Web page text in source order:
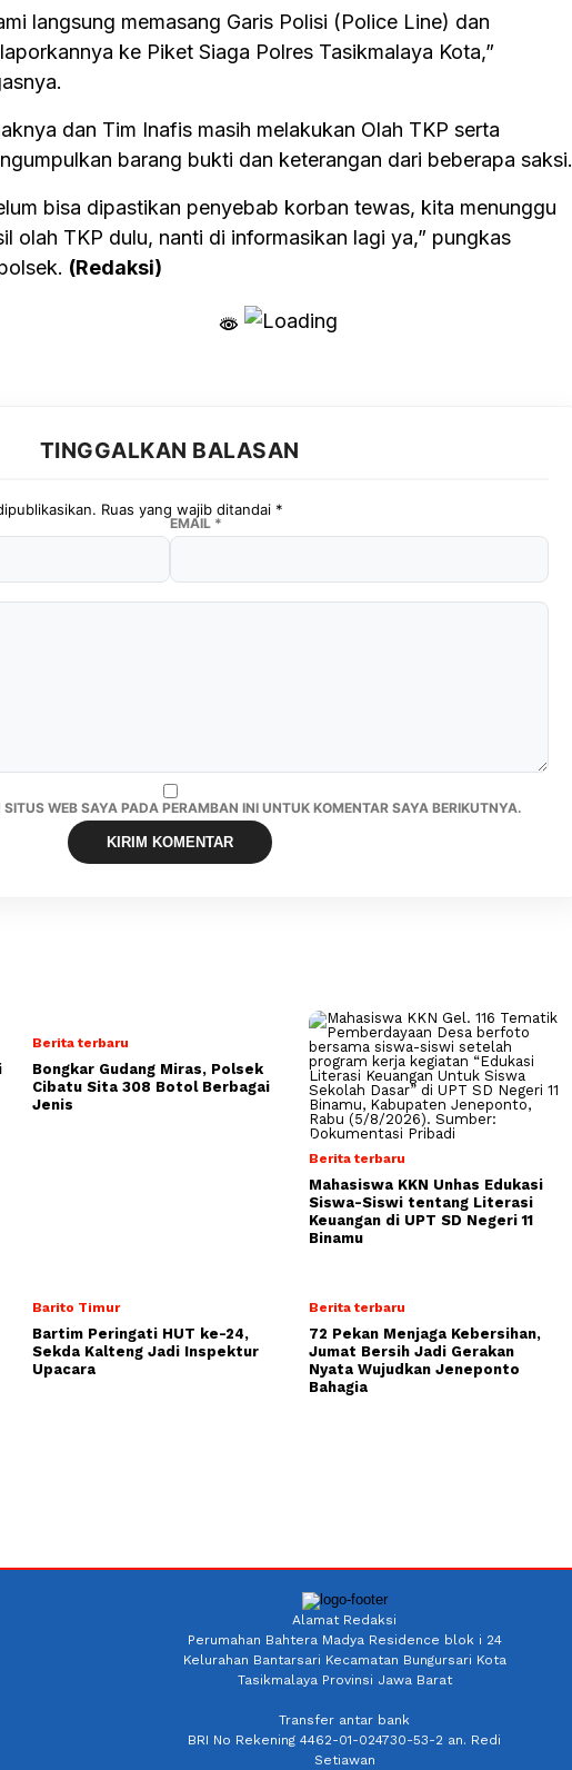
langsung memasang Garis Polisi (Police Line) dan
ke Piket Siaga Polres Tasikmalaya Kota,”
dan Tim Inafis masih melakukan Olah TKP serta
barang bukti dan keterangan dari beberapa saksi.
bisa dipastikan penyebab korban tewas, kita menunggu
olah TKP dulu, nanti di informasikan lagi ya,” pungkas
(Redaksi)
TINGGALKAN BALASAN
Ruas yang wajib ditandai *
EMAIL *
WEB SAYA PADA PERAMBAN INI UNTUK KOMENTAR SAYA BERIKUTNYA.
Berita terbaru
Bongkar Gudang Miras, Polsek
Cibatu Sita 308 Botol Berbagai
Jenis
Berita terbaru
Mahasiswa KKN Unhas Edukasi
Siswa-Siswi tentang Literasi
Keuangan di UPT SD Negeri 11
Binamu
Barito Timur
Bartim Peringati HUT ke-24,
Sekda Kalteng Jadi Inspektur
Upacara
Berita terbaru
72 Pekan Menjaga Kebersihan,
Jumat Bersih Jadi Gerakan
Nyata Wujudkan Jeneponto
Bahagia
Alamat Redaksi
Perumahan Bahtera Madya Residence blok i 24
Kelurahan Bantarsari Kecamatan Bungursari Kota
Tasikmalaya Provinsi Jawa Barat
Transfer antar bank
BRI No Rekening 4462-01-024730-53-2 an. Redi
Setiawan